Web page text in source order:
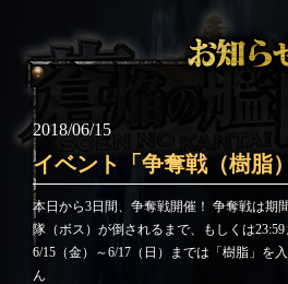
2018/06/15
イベント「争奪戦（樹脂）
本日から3日間、争奪戦開催！ 争奪戦は期
隊（ボス）が倒されるまで、もしくは23:59
6/15（金）～6/17（日）までは「樹脂」を
ん